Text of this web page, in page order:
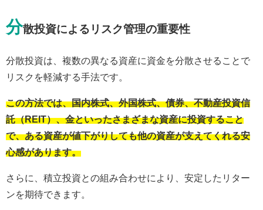
分散投資によるリスク管理の重要性
分散投資は、複数の異なる資産に資金を分散させることで
リスクを軽減する手法です。
この方法では、国内株式、外国株式、債券、不動産投資信
託（REIT）、金といったさまざまな資産に投資すること
で、ある資産が値下がりしても他の資産が支えてくれる安
心感があります。
さらに、積立投資との組み合わせにより、安定したリター
ンを期待できます。